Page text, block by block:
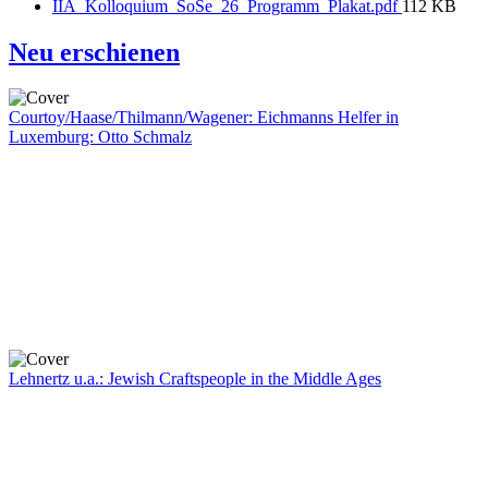
IIA_Kolloquium_SoSe_26_Programm_Plakat.pdf 112 KB
Neu erschienen
Courtoy/Haase/Thilmann/Wagener: Eichmanns Helfer in
Luxemburg: Otto Schmalz
Lehnertz u.a.: Jewish Craftspeople in the Middle Ages